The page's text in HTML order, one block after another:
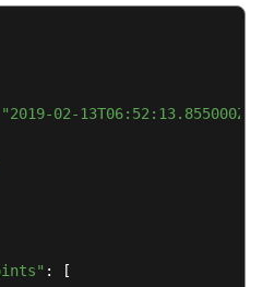
"2019-02-13T06:52:13.855000Z"
: [